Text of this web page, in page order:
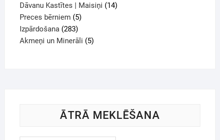
Dāvanu Kastītes | Maisiņi 14
Preces bērniem 5
Izpārdošana 283
Akmeņi un Minerāli 5
ĀTRĀ MEKLĒŠANA